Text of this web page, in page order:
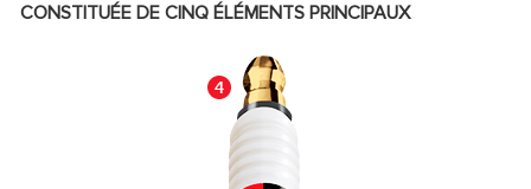
CONSTITUÉE DE CINQ ÉLÉMENTS PRINCIPAUX